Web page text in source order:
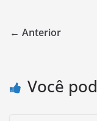
← Anterior
Você